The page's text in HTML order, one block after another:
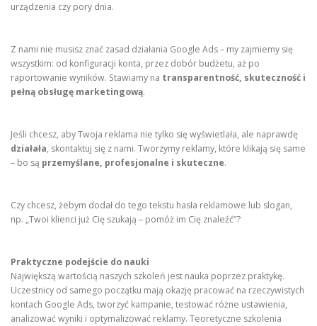
urządzenia czy pory dnia.
Z nami nie musisz znać zasad działania Google Ads – my zajmiemy się
wszystkim: od konfiguracji konta, przez dobór budżetu, aż po
raportowanie wyników. Stawiamy na transparentność, skuteczność i
pełną obsługę marketingową.
Jeśli chcesz, aby Twoja reklama nie tylko się wyświetlała, ale naprawdę
działała, skontaktuj się z nami. Tworzymy reklamy, które klikają się same
– bo są przemyślane, profesjonalne i skuteczne.
Czy chcesz, żebym dodał do tego tekstu hasła reklamowe lub slogan,
np. „Twoi klienci już Cię szukają – pomóż im Cię znaleźć”?
Praktyczne podejście do nauki
Największą wartością naszych szkoleń jest nauka poprzez praktykę.
Uczestnicy od samego początku mają okazję pracować na rzeczywistych
kontach Google Ads, tworzyć kampanie, testować różne ustawienia,
analizować wyniki i optymalizować reklamy. Teoretyczne szkolenia